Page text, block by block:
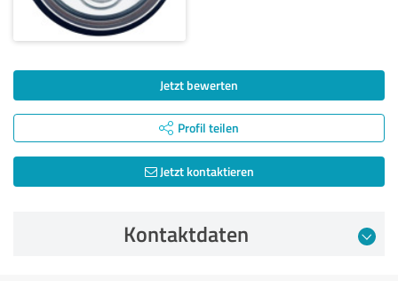
Jetzt bewerten
Profil teilen
Jetzt kontaktieren
Kontaktdaten